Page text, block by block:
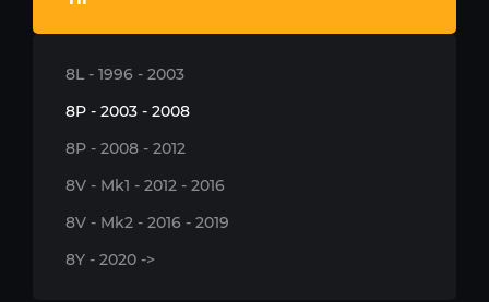
8L - 1996 - 2003
8P - 2003 - 2008
8P - 2008 - 2012
8V - Mk1 - 2012 - 2016
8V - Mk2 - 2016 - 2019
8Y - 2020 ->